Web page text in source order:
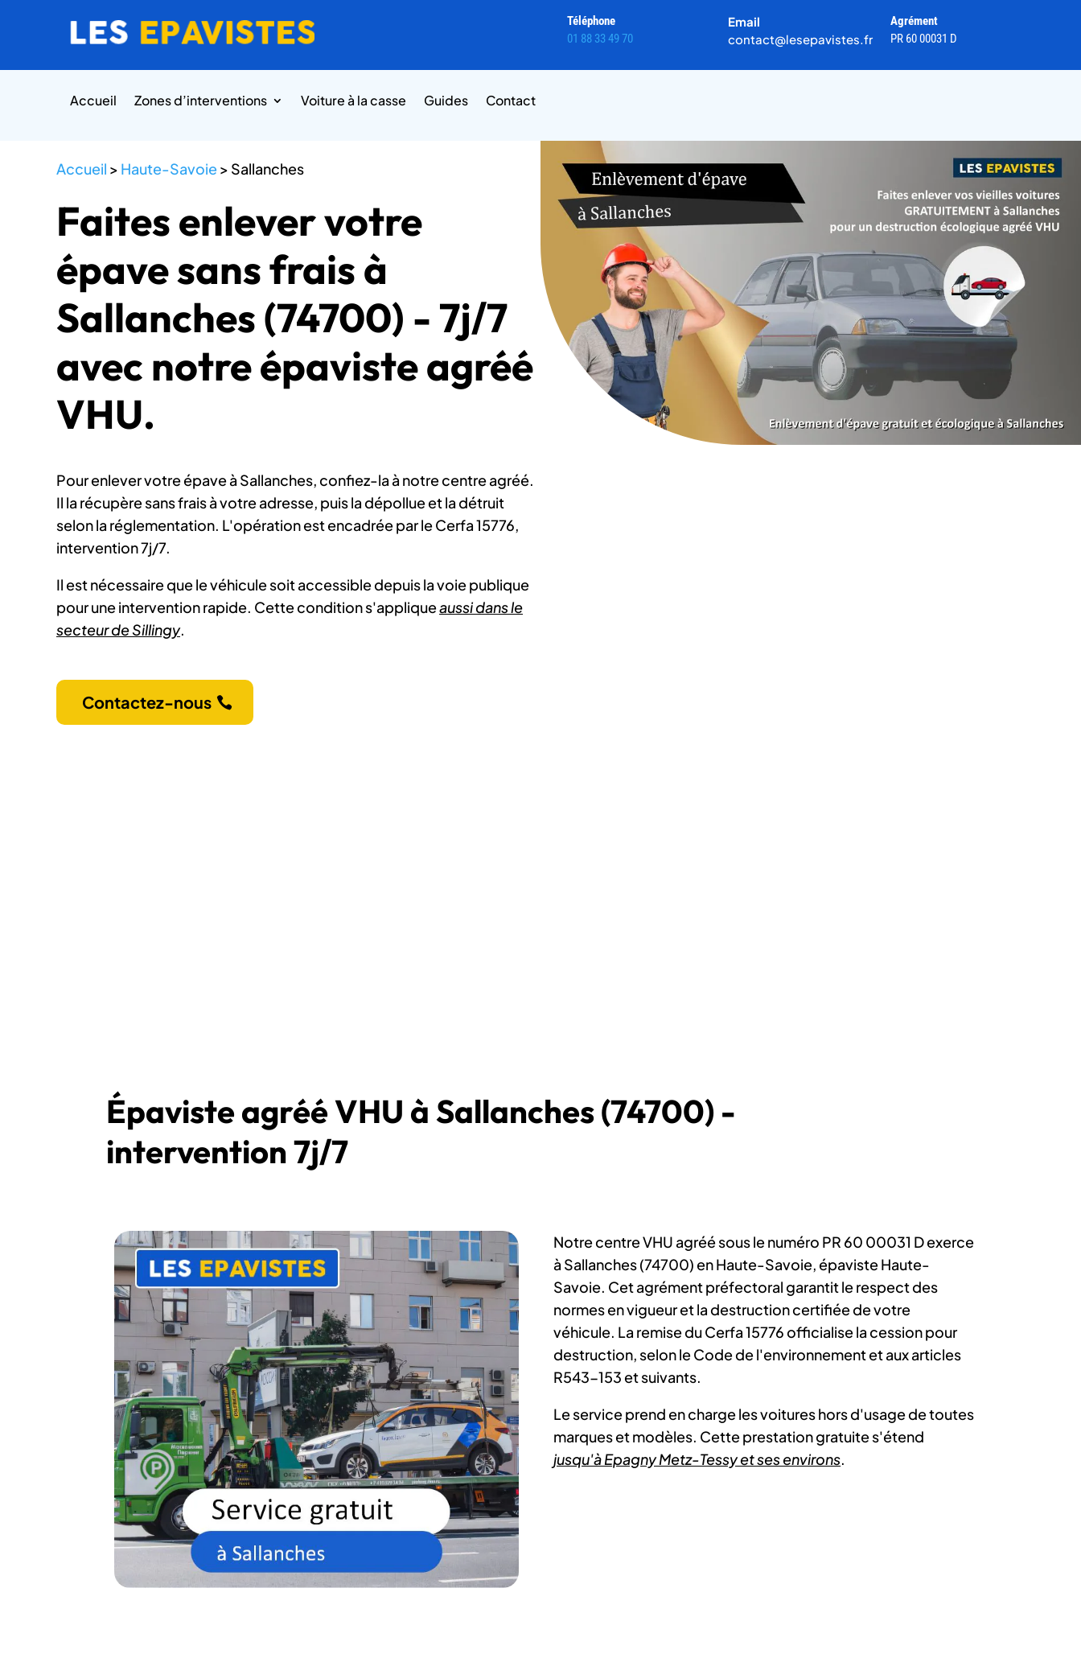
Téléphone
01 88 33 49 70
Email
contact@lesepavistes.fr
Agrément
PR 60 00031 D
Accueil Zones d’interventions Voiture à la casse Guides Contact
Accueil > Haute-Savoie> Sallanches
Faites enlever votre
épave sans frais à
Sallanches (74700) - 7j/7
avec notre épaviste agréé
VHU.
Pour enlever votre épave à Sallanches, confiez-la à notre centre agréé.
Il la récupère sans frais à votre adresse, puis la dépollue et la détruit
selon la réglementation. L'opération est encadrée par le Cerfa 15776,
intervention 7j/7.
Il est nécessaire que le véhicule soit accessible depuis la voie publique
pour une intervention rapide. Cette condition s'appliqueaussi dans le
secteur de Sillingy.
Contactez-nous
Épaviste agréé VHU à Sallanches (74700) -
intervention 7j/7
Notre centre VHU agréé sous le numéro PR 60 00031 D exerce
à Sallanches (74700) en Haute-Savoie, épaviste Haute-
Savoie. Cet agrément préfectoral garantit le respect des
normes en vigueur et la destruction certifiée de votre
véhicule. La remise du Cerfa 15776 officialise la cession pour
destruction, selon le Code de l'environnement et aux articles
R543-153 et suivants.
Le service prend en charge les voitures hors d'usage de toutes
marques et modèles. Cette prestation gratuite s'étend
jusqu'à Epagny Metz-Tessy et ses environs.